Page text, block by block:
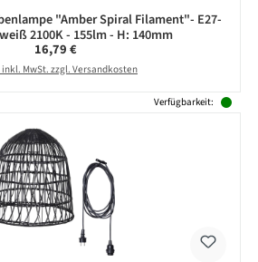
"Amber Spiral Filament"- E27-
2100K - 155lm - H: 140mm
Regulärer Preis:
16,79 €
inkl. MwSt. zzgl. Versandkosten
Verfügbarkeit: